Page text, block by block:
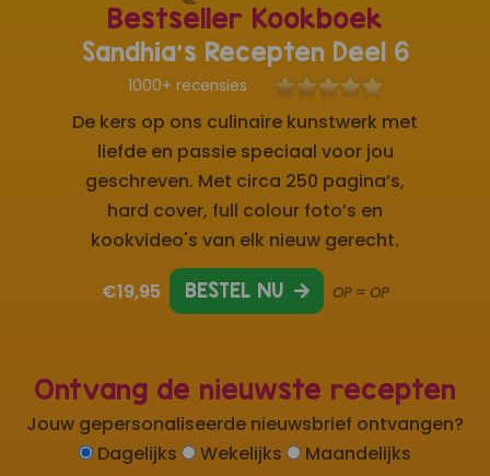
Ontvang de nieuwste recepten
Jouw gepersonaliseerde nieuwsbrief ontvangen?
Dagelijks
Wekelijks Maandelijks
Bestseller Kookboek
Sandhia's Recepten Deel 6
1000+ recensies
De kers op ons culinaire kunstwerk met
liefde en passie speciaal voor jou
geschreven. Met circa 250 pagina’s,
hard cover, full colour foto’s en
kookvideo's van elk nieuw gerecht.
€19,95 BESTEL NU OP = OP